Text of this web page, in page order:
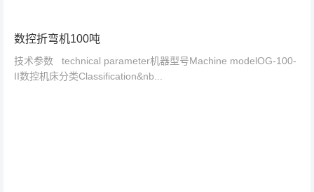
数控折弯机100吨
技术参数 technical parameter机器型号Machine modelOG-100-
II数控机床分类Classification&nb...